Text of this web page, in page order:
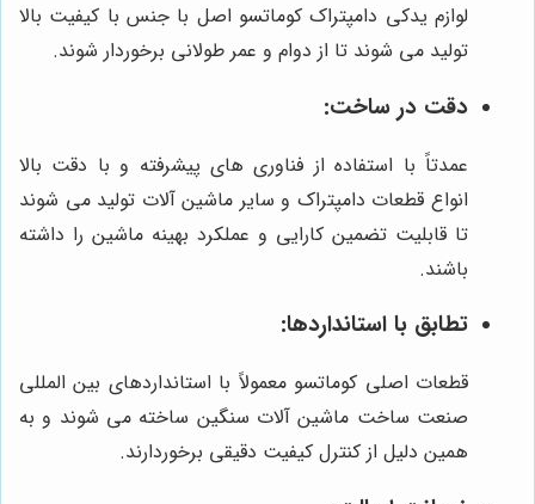
لوازم یدکی دامپتراک کوماتسو اصل با جنس با کیفیت بالا
تولید می شوند تا از دوام و عمر طولانی برخوردار شوند.
دقت در ساخت:
عمدتاً با استفاده از فناوری های پیشرفته و با دقت بالا
انواع قطعات دامپتراک و سایر ماشین آلات تولید می شوند
تا قابلیت تضمین کارایی و عملکرد بهینه ماشین را داشته
باشند.
تطابق با استانداردها:
قطعات اصلی کوماتسو معمولاً با استانداردهای بین المللی
صنعت ساخت ماشین آلات سنگین ساخته می شوند و به
همین دلیل از کنترل کیفیت دقیقی برخوردارند.